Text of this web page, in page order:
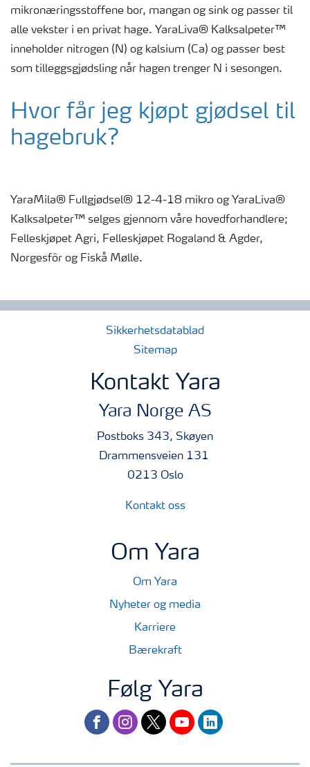
mikronæringsstoffene bor, mangan og sink og passer til
alle vekster i en privat hage. YaraLiva® Kalksalpeter™
inneholder nitrogen (N) og kalsium (Ca) og passer best
som tilleggsgjødsling når hagen trenger N i sesongen.
Hvor får jeg kjøpt gjødsel til
hagebruk?
YaraMila® Fullgjødsel® 12-4-18 mikro og YaraLiva®
Kalksalpeter™ selges gjennom våre hovedforhandlere;
Felleskjøpet Agri, Felleskjøpet Rogaland & Agder,
Norgesfôr og Fiskå Mølle.
Sikkerhetsdatablad
Sitemap
Kontakt Yara
Yara Norge AS
Postboks 343, Skøyen
Drammensveien 131
0213 Oslo
Kontakt oss
Om Yara
Om Yara
Nyheter og media
Karriere
Bærekraft
Følg Yara
facebookinstagram
twitteryoutubelinkedin